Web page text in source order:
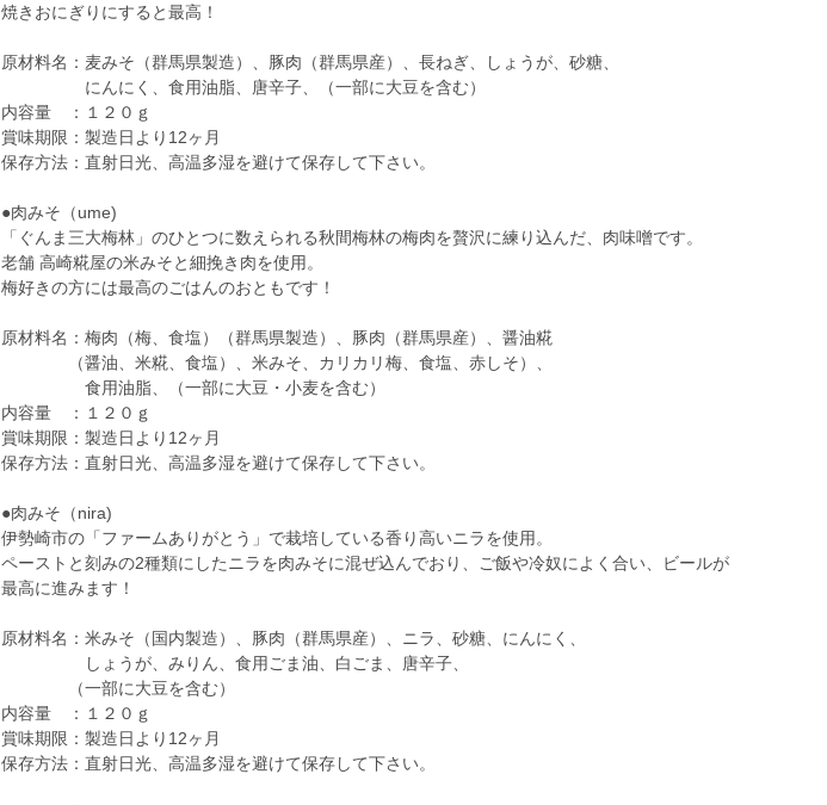
焼きおにぎりにすると最高！
原材料名：麦みそ（群馬県製造）、豚肉（群馬県産）、長ねぎ、しょうが、砂糖、
にんにく、食用油脂、唐辛子、（一部に大豆を含む）
内容量 ：１２０ｇ
賞味期限：製造日より12ヶ月
保存方法：直射日光、高温多湿を避けて保存して下さい。
●肉みそ（ume)
「ぐんま三大梅林」のひとつに数えられる秋間梅林の梅肉を贅沢に練り込んだ、肉味噌です。
老舗 高崎糀屋の米みそと細挽き肉を使用。
梅好きの方には最高のごはんのおともです！
原材料名：梅肉（梅、食塩）（群馬県製造）、豚肉（群馬県産）、醤油糀
（醤油、米糀、食塩）、米みそ、カリカリ梅、食塩、赤しそ）、
食用油脂、（一部に大豆・小麦を含む）
内容量 ：１２０ｇ
賞味期限：製造日より12ヶ月
保存方法：直射日光、高温多湿を避けて保存して下さい。
●肉みそ（nira)
伊勢崎市の「ファームありがとう」で栽培している香り高いニラを使用。
ペーストと刻みの2種類にしたニラを肉みそに混ぜ込んでおり、ご飯や冷奴によく合い、ビールが
最高に進みます！
原材料名：米みそ（国内製造）、豚肉（群馬県産）、ニラ、砂糖、にんにく、
しょうが、みりん、食用ごま油、白ごま、唐辛子、
（一部に大豆を含む）
内容量 ：１２０ｇ
賞味期限：製造日より12ヶ月
保存方法：直射日光、高温多湿を避けて保存して下さい。